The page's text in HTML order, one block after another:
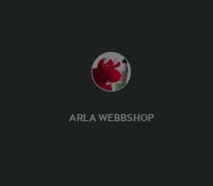
ARLA WEBBSHOP